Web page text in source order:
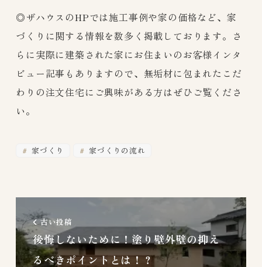
◎ザハウスのHPでは施工事例や家の価格など、家
づくりに関する情報を数多く掲載しております。さ
らに実際に建築された家にお住まいのお客様インタ
ビュー記事もありますので、無垢材に包まれたこだ
わりの注文住宅にご興味がある方はぜひご覧くださ
い。
家づくり 家づくりの流れ
古い投稿
後悔しないために！塗り壁外壁の抑え
るべきポイントとは！？